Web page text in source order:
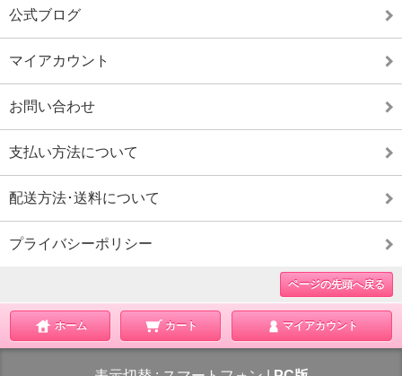
公式ブログ
マイアカウント
お問い合わせ
支払い方法について
配送方法･送料について
プライバシーポリシー
ページの先頭へ戻る
ホーム カート マイアカウント